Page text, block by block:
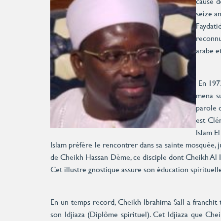
seize
arabe
En
mena
parole
est
Islam
Islam préfère le rencontrer dans sa sainte
de Cheikh Hassan Dème, ce disciple dont Cheikh Al
Cet illustre gnostique assure son éducation
En un temps record, Cheikh Ibrahima Sall a
son Idjiaza (Diplôme spirituel). Cet Idjiaza que